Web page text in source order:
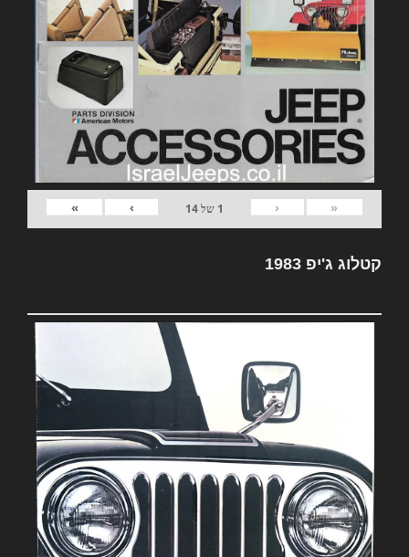
«
‹
1 של14
›
»
קטלוג ג'יפ 1983